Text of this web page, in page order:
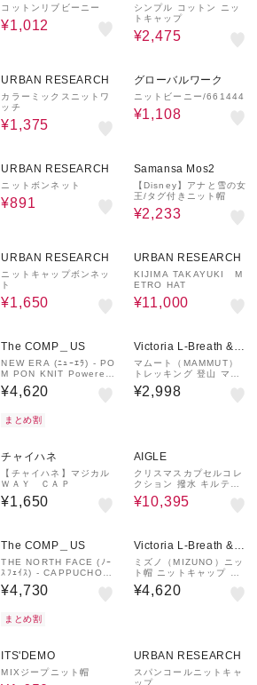
コットンリブビーニー
¥1,012
ITED ARROWS
シンプル コットン ニッ
トキャップ
¥2,475
URBAN RESEARCH
カラーミックスニットワ
ッチ
¥1,375
グローバルワーク
ニットビーニー/661444
¥1,108
URBAN RESEARCH
ニットボンネット
¥891
Samansa Mos2
【Disney】アナと雪の女
王/タグ付きニット帽
¥2,233
URBAN RESEARCH
ニットキャップボンネッ
ト
¥1,650
URBAN RESEARCH
KIJIMA TAKAYUKI M
ETRO HAT
¥11,000
The COMP＿US
NEW ERA (ﾆｭｰｴﾗ) - PO
M PON KNIT Powered
by GORO NAKATSUG
AWA (min-nano) (ﾎﾟﾝ
ﾅｶﾂｶﾞﾜ)
¥4,620
まとめ割
Victoria L-Breath &m
all店
マムート（MAMMUT）
トレッキング 登山 マウ
ンテンネックゲイター 1
191-01391-6422
¥2,998
チャイハネ
【チャイハネ】マジカル
ＷＡＹ ＣＡＰ
¥1,650
AIGLE
クリスマスカプセルコレ
クション 撥水 キルティ
ングフード バラクラバ
¥10,395
The COMP＿US
THE NORTH FACE (ﾉｰ
ｽﾌｪｲｽ) - CAPPUCHO L
ID (ｶﾌﾟｯﾁｮ ﾘｯﾄﾞ)
¥4,730
まとめ割
Victoria L-Breath &m
all店
ミズノ（MIZUNO）ニッ
ト帽 ニットキャップ 発
熱素材 ブレスサーモ ダ
ブルニットキャップ B2J
¥4,620
ITS'DEMO
MIXジープニット帽
URBAN RESEARCH
スパンコールニットキャ
ップ